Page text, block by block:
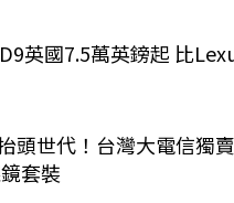
英國7.5萬英鎊起 比
頭世代！台灣大電信獨
套裝